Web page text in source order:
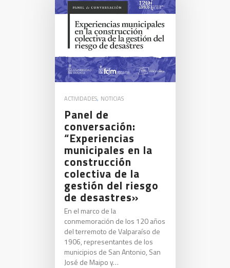
ACTIVIDADES, NOTICIAS
Panel de
conversación:
“Experiencias
municipales en la
construcción
colectiva de la
gestión del riesgo
de desastres»
En el marco de la
conmemoración de los 120 años
del terremoto de Valparaíso de
1906, representantes de los
municipios de San Antonio, San
José de Maipo y…